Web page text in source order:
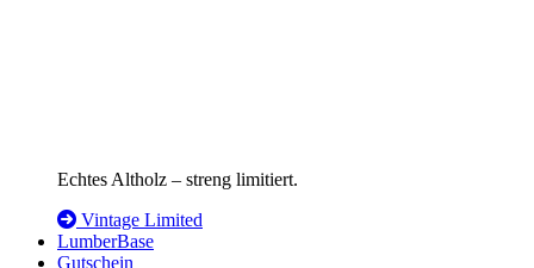
Echtes Altholz – streng limitiert.
Vintage Limited
LumberBase
Gutschein